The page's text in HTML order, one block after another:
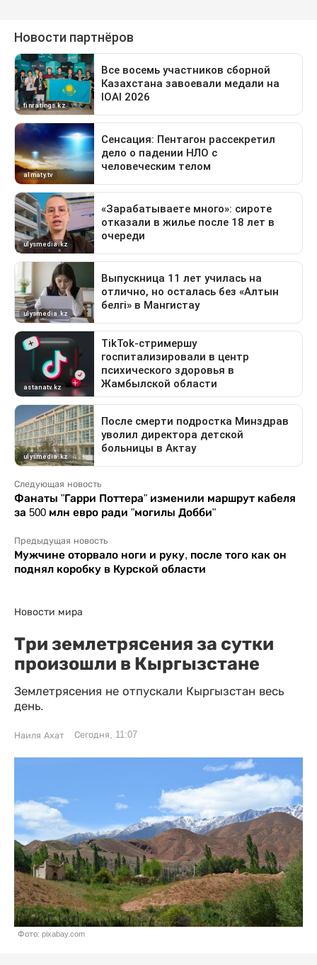
Следующая новость
Фанаты "Гарри Поттера" изменили маршрут кабеля
за 500 млн евро ради "могилы Добби"
Предыдущая новость
Мужчине оторвало ноги и руку, после того как он
поднял коробку в Курской области
Новости мира
Три землетрясения за сутки
произошли в Кыргызстане
Землетрясения не отпускали Кыргызстан весь
день.
Наиля Ахат Сегодня, 11:07
Фото: pixabay.com